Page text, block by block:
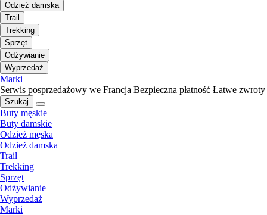
Odzież damska
Trail
Trekking
Sprzęt
Odżywianie
Wyprzedaż
Marki
Serwis posprzedażowy we Francja Bezpieczna płatność Łatwe zwroty
Szukaj
Buty męskie
Buty damskie
Odzież męska
Odzież damska
Trail
Trekking
Sprzęt
Odżywianie
Wyprzedaż
Marki